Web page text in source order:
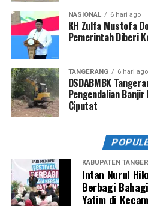
NASIONAL 6 hari ago
KH Zulfa Mustofa
Pemerintah Diberi
TANGERANG 6 hari ago
DSDABMBK
Pengendalian
Ciputat
KABUPATEN
Intan Nurul
Berbagi
Yatim di